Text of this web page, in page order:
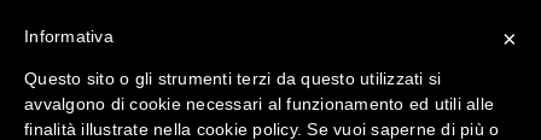
×
Informativa
Questo sito o gli strumenti terzi da questo utilizzati si
avvalgono di cookie necessari al funzionamento ed utili alle
finalità illustrate nella cookie policy. Se vuoi saperne di più o